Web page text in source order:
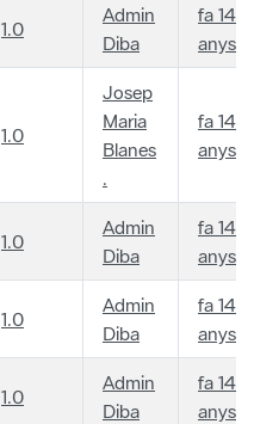
1.0
Admin
Diba
fa 14
anys
1.0
Josep
Maria
Blanes
.
fa 14
anys
1.0
Admin
Diba
fa 14
anys
1.0
Admin
Diba
fa 14
anys
1.0
Admin
Diba
fa 14
anys